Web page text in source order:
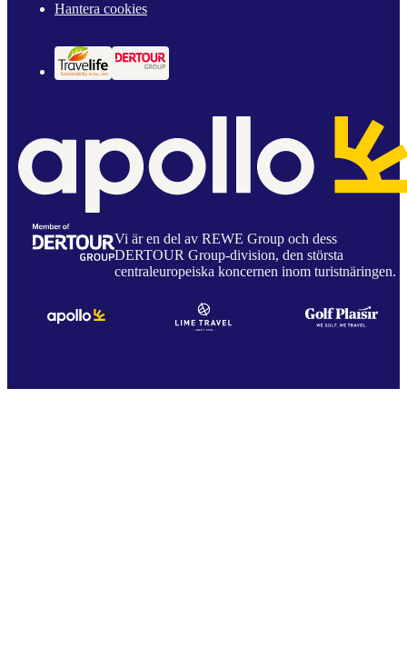
Hantera cookies
Vi är en del av REWE Group och dess
DERTOUR Group-division, den största
centraleuropeiska koncernen inom turistnäringen.